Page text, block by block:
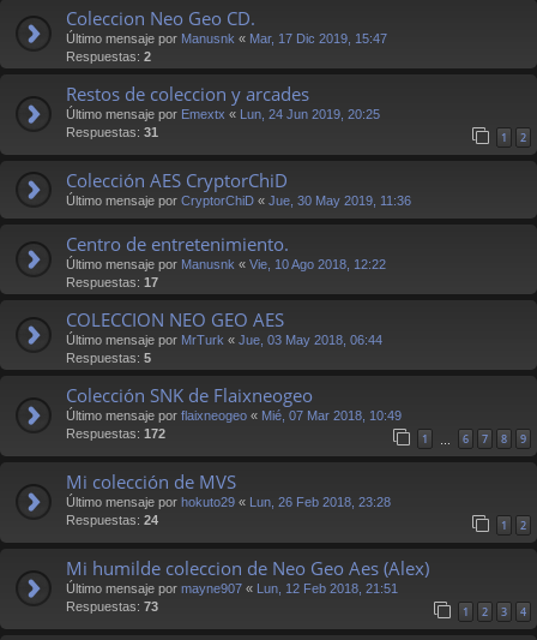
Coleccion Neo Geo CD.
Último mensaje por Manusnk « Mar, 17 Dic 2019, 15:47
Respuestas: 2
Restos de coleccion y arcades
Último mensaje por Emextx « Lun, 24 Jun 2019, 20:25
Respuestas: 31 1 2
Colección AES CryptorChiD
Último mensaje por CryptorChiD « Jue, 30 May 2019, 11:36
Centro de entretenimiento.
Último mensaje por Manusnk « Vie, 10 Ago 2018, 12:22
Respuestas: 17
COLECCION NEO GEO AES
Último mensaje por MrTurk « Jue, 03 May 2018, 06:44
Respuestas: 5
Colección SNK de Flaixneogeo
Último mensaje por flaixneogeo « Mié, 07 Mar 2018, 10:49
Respuestas: 172 1 6 7 8 9
Mi colección de MVS
Último mensaje por hokuto29 « Lun, 26 Feb 2018, 23:28
Respuestas: 24 1 2
Mi humilde coleccion de Neo Geo Aes (Alex)
Último mensaje por mayne907 « Lun, 12 Feb 2018, 21:51
Respuestas: 73 1 2 3 4